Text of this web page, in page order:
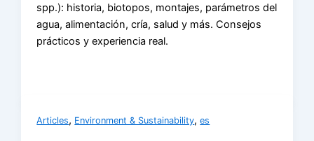
spp.): historia, biotopos, montajes, parámetros del
agua, alimentación, cría, salud y más. Consejos
prácticos y experiencia real.
Articles, Environment & Sustainability,es